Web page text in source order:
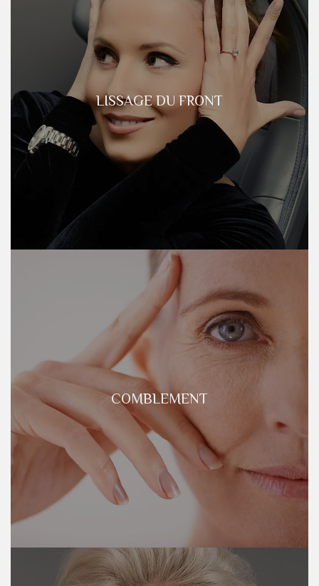
LISSAGE DU FRONT
COMBLEMENT